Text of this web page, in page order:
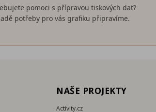
pomoci s přípravou tiskových dat?
potřeby pro vás grafiku připravíme.
NAŠE PROJEKTY
Activity.cz